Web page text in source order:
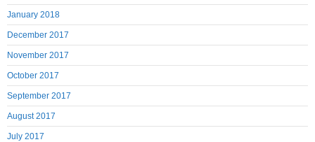
January 2018
December 2017
November 2017
October 2017
September 2017
August 2017
July 2017